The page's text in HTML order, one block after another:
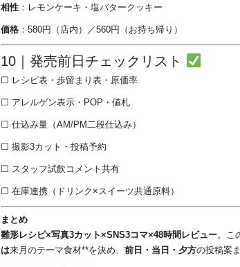
相性 ：レモンケーキ・塩バタークッキー
価格 ：580円（店内）／560円（お持ち帰り）
10｜発売前日チェックリスト
☐ レシピ表・歩留まり表・原価率
☐ アレルゲン表示・POP・値札
☐ 仕込み量（AM/PM二段仕込み）
☐ 撮影3カット・投稿予約
☐ スタッフ試飲コメント共有
☐ 在庫連携（ドリンク×スイーツ共通原料）
まとめ
雛形レシピ×写真3カット×SNS3コマ×48時間レビュー。こ
は来月のテーマ食材**を決め、 前日・当日・夕方の投稿案